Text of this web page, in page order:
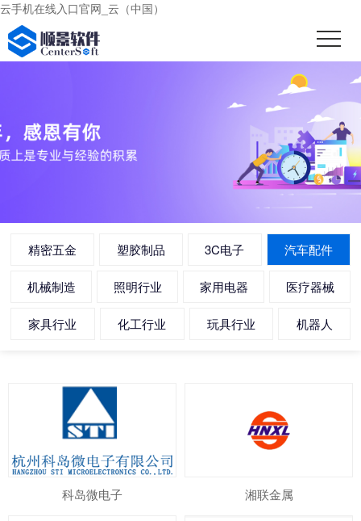
云手机在线入口官网_云（中国）
精密五金 塑胶制品 3C电子 汽车配件
机械制造 照明行业 家用电器 医疗器械
家具行业 化工行业 玩具行业 机器人
科岛微电子 湘联金属